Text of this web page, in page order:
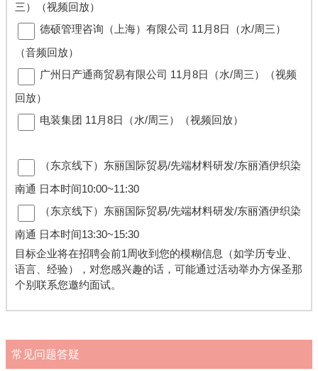
三）（视频回放）
︎德硕管理咨询（上海）有限公司 11月8日（水/周三）
（音频回放）
︎广州日产通商贸易有限公司 11月8日（水/周三）（视频
回放）
︎电装集团 11月8日（水/周三）（视频回放）
（东京线下）东丽国际贸易/先端材料研发/东丽酒伊织染
南通 日本时间10:00~11:30
︎（东京线下）东丽国际贸易/先端材料研发/东丽酒伊织染
南通 日本时间13:30~15:30
目标企业将在招聘会前1周收到您的模糊信息（如学历专业、
语言、经验），对您感兴趣的话，可能通过活动举办方保圣那
个别联系您邀约面试。
常见问题答疑